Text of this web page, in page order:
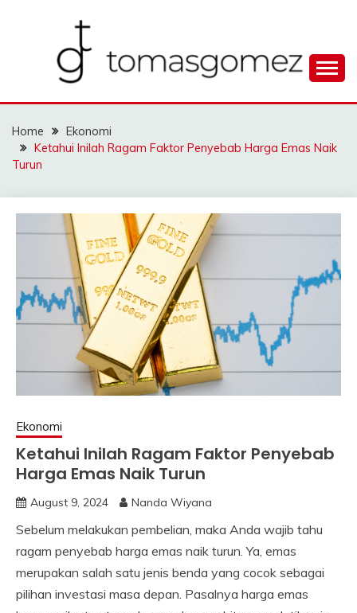
TOMAGOMEZ
Home
Ekonomi
Ketahui Inilah Ragam Faktor Penyebab Harga Emas Naik
Turun
Ekonomi
Ketahui Inilah Ragam Faktor Penyebab
Harga Emas Naik Turun
August 9, 2024 Nanda Wiyana
Sebelum melakukan pembelian, maka Anda wajib tahu
ragam penyebab harga emas naik turun. Ya, emas
merupakan salah satu jenis benda yang cocok sebagai
pilihan investasi masa depan. Pasalnya harga emas